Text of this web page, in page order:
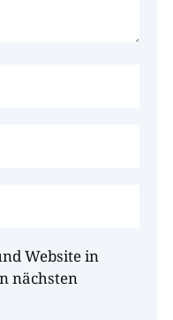
Website in
nächsten